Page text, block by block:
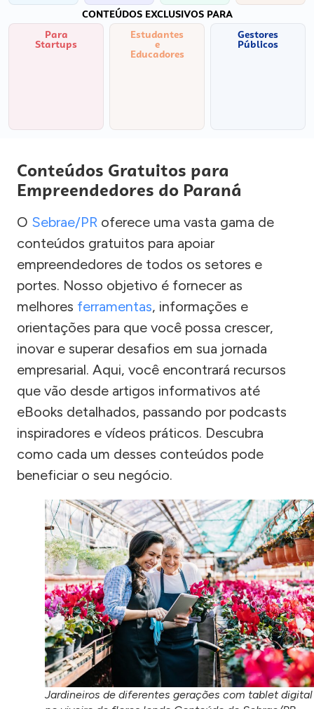
CONTEÚDOS EXCLUSIVOS PARA
Para
Startups
Estudantes
e
Educadores
Gestores
Públicos
Conteúdos Gratuitos para
Empreendedores do Paraná
O Sebrae/PR oferece uma vasta gama de
conteúdos gratuitos para apoiar
empreendedores de todos os setores e
portes. Nosso objetivo é fornecer as
melhores ferramentas, informações e
orientações para que você possa crescer,
inovar e superar desafios em sua jornada
empresarial. Aqui, você encontrará recursos
que vão desde artigos informativos até
eBooks detalhados, passando por podcasts
inspiradores e vídeos práticos. Descubra
como cada um desses conteúdos pode
beneficiar o seu negócio.
Jardineiros de diferentes gerações com tablet digital